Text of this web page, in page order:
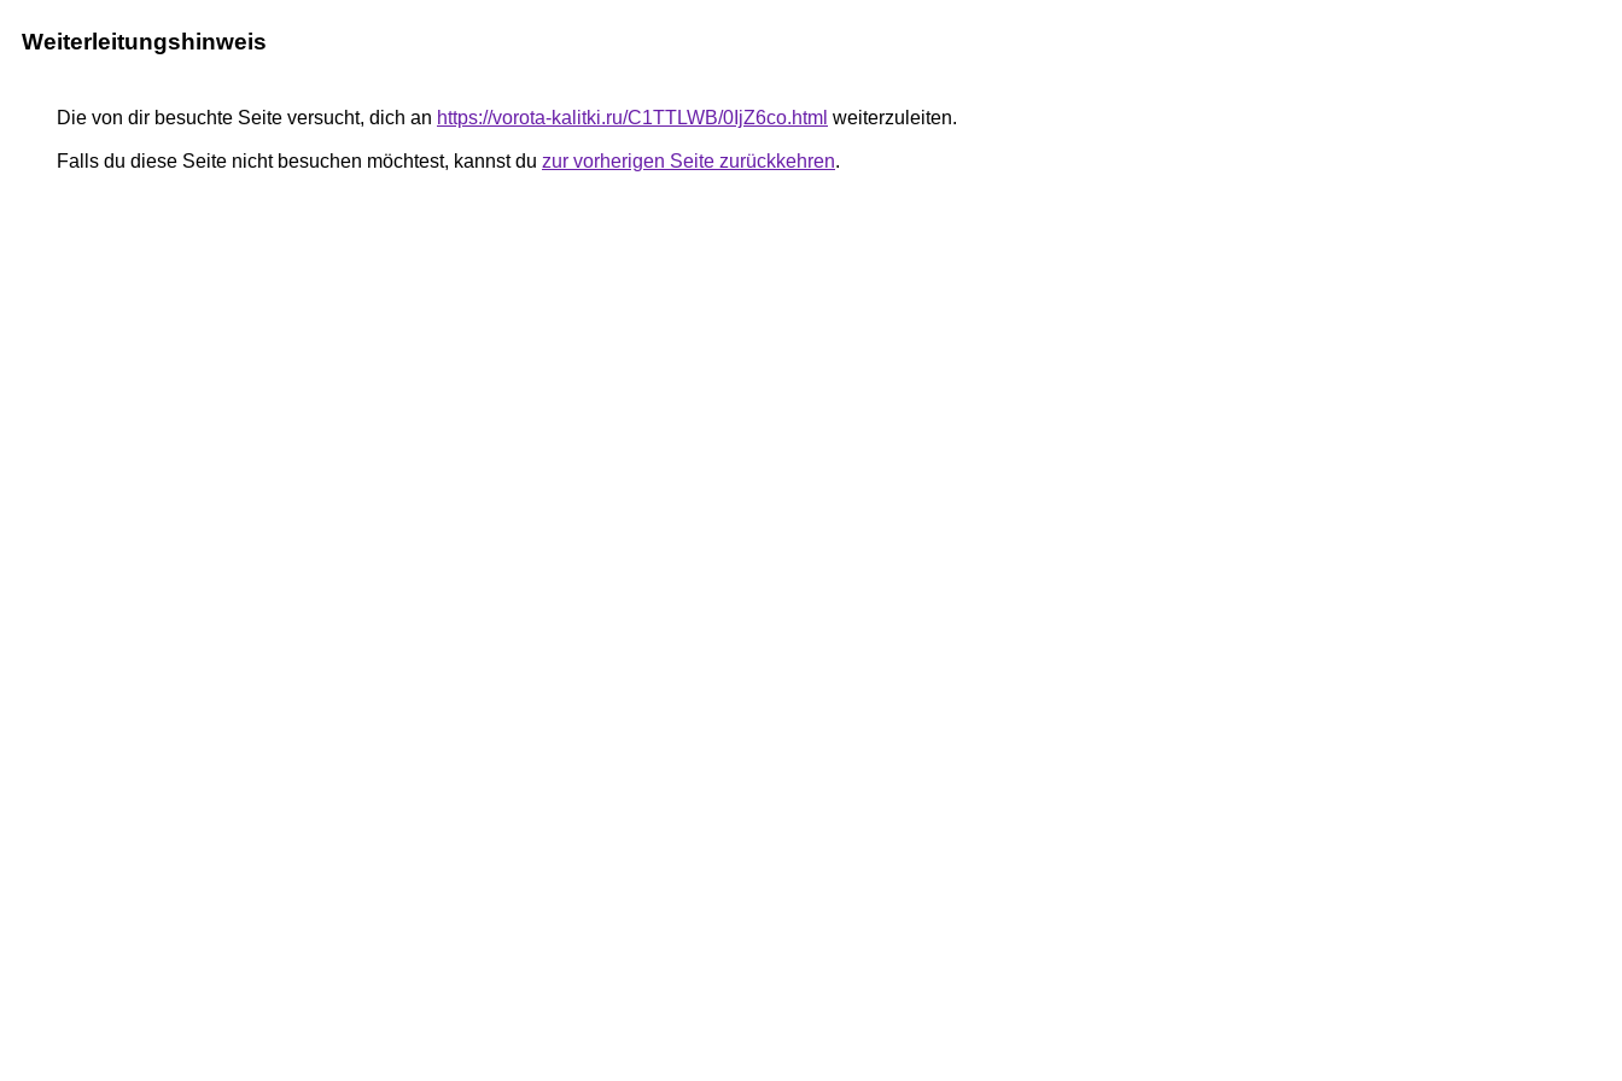
Weiterleitungshinweis
Die von dir besuchte Seite versucht, dich an https://vorota-kalitki.ru/C1TTLWB/0IjZ6co.html weiterzuleiten.
Falls du diese Seite nicht besuchen möchtest, kannst du zur vorherigen Seite zurückkehren.